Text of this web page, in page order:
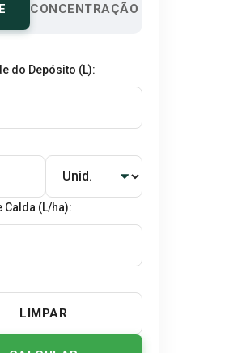
CONCENTRAÇÃO
do Depósito (L):
Calda (L/ha):
LIMPAR